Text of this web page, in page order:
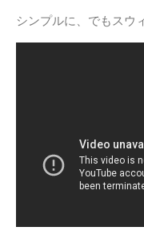
シンプルに、でもスウ